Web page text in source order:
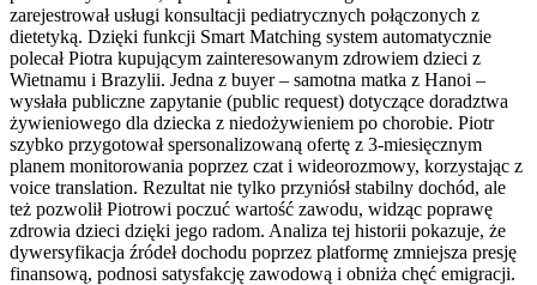
zarejestrował usługi konsultacji pediatrycznych połączonych z
dietetyką. Dzięki funkcji Smart Matching system automatycznie
polecał Piotra kupującym zainteresowanym zdrowiem dzieci z
Wietnamu i Brazylii. Jedna z buyer – samotna matka z Hanoi –
wysłała publiczne zapytanie (public request) dotyczące doradztwa
żywieniowego dla dziecka z niedożywieniem po chorobie. Piotr
szybko przygotował spersonalizowaną ofertę z 3-miesięcznym
planem monitorowania poprzez czat i wideorozmowy, korzystając z
voice translation. Rezultat nie tylko przyniósł stabilny dochód, ale
też pozwolił Piotrowi poczuć wartość zawodu, widząc poprawę
zdrowia dzieci dzięki jego radom. Analiza tej historii pokazuje, że
dywersyfikacja źródeł dochodu poprzez platformę zmniejsza presję
finansową, podnosi satysfakcję zawodową i obniża chęć emigracji.